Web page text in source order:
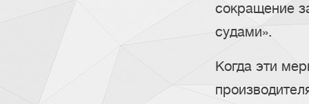
сокращение
судами».
Когда эти